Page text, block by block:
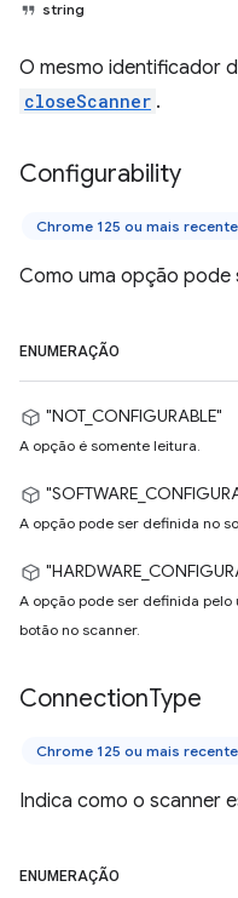
string
O mesmo identificador
closeScanner .
Configurability
Chrome 125 ou mais recente
Como uma opção pode
ENUMERAÇÃO
"NOT_CONFIGURABLE"
A opção é somente leitura.
A opção pode ser definida no
A opção pode ser definida
botão no scanner.
ConnectionType
Chrome 125 ou mais recente
Indica como o scanner
ENUMERAÇÃO